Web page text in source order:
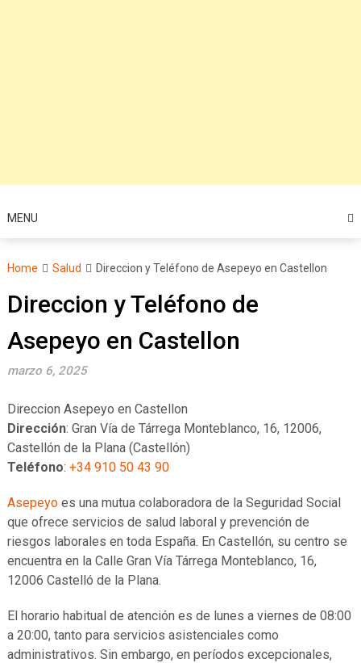
MENU
Home Salud Direccion y Teléfono de Asepeyo en Castellon
Direccion y Teléfono de
Asepeyo en Castellon
marzo 6, 2025
Direccion Asepeyo en Castellon
Dirección: Gran Vía de Tárrega Monteblanco, 16, 12006,
Castellón de la Plana (Castellón)
Teléfono: +34 910 50 43 90
Asepeyo es una mutua colaboradora de la Seguridad Social
que ofrece servicios de salud laboral y prevención de
riesgos laborales en toda España. En Castellón, su centro se
encuentra en la Calle Gran Vía Tárrega Monteblanco, 16,
12006 Castelló de la Plana.
El horario habitual de atención es de lunes a viernes de 08:00
a 20:00, tanto para servicios asistenciales como
administrativos. Sin embargo, en períodos excepcionales,